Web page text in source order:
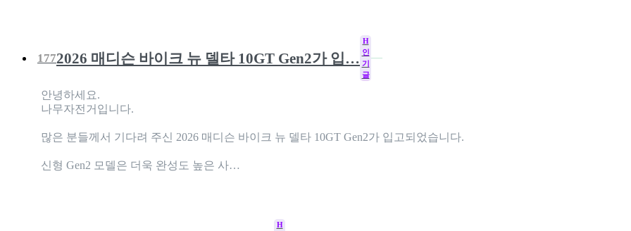
1772026 매디슨 바이크 뉴 델타 10GT Gen2가 입…
H
인
기
글
안녕하세요.
나무자전거입니다.
많은 분들께서 기다려 주신 2026 매디슨 바이크 뉴 델타 10GT Gen2가 입고되었습니다.
신형 Gen2 모델은 더욱 완성도 높은 사…
H